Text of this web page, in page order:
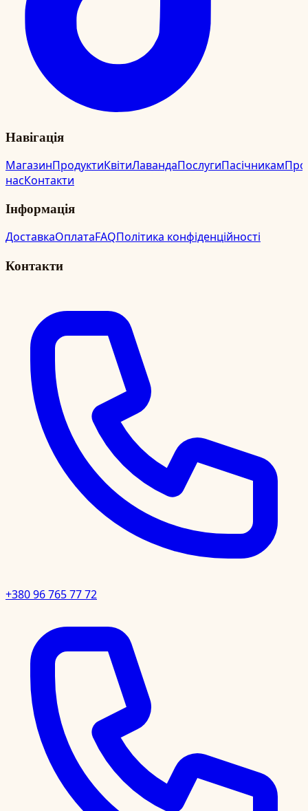
Навігація
МагазинПродуктиКвітиЛавандаПослугиПасічникамПро
насКонтакти
Інформація
ДоставкаОплатаFAQПолітика конфіденційності
Контакти
+380 96 765 77 72